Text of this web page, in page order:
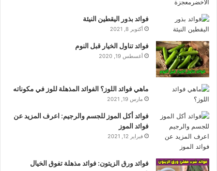
فوائد بذور اليقطين النيئة
أكتوبر 8, 2021
فوائد تناول الخيار قبل النوم
أغسطس 19, 2020
ماهي فوائد اللوز؟ الفوائد المذهلة للوز في مكوناته
مارس 19, 2021
فوائد أكل الموز للجسم والرجيم: اعرف المزيد عن
فوائد الموز
فبراير 12, 2021
فوائد ورق الزيتون: فوائد مذهلة تفوق الخيال